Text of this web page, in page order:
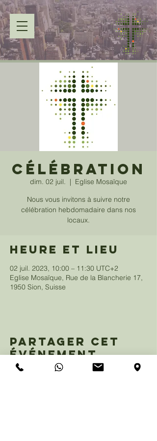
Célébration
dim. 02 juil.
  |
Eglise Mosaïque
Nous vous invitons à suivre notre
célébration hebdomadaire dans nos
locaux.
Heure et lieu
02 juil. 2023, 10:00 – 11:30 UTC+2
Eglise Mosaïque, Rue de la Blancherie 17,
1950 Sion, Suisse
Partager cet
événement